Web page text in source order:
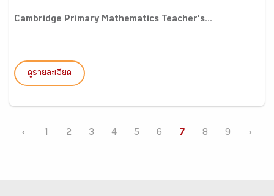
Cambridge Primary Mathematics Teacher’s...
ดูรายละเอียด
‹ 1 2 3 4 5 6 7 8 9 ›